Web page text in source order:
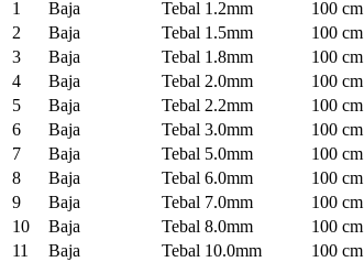
1
Baja Tebal 1.2mm 100 cm
2
Baja Tebal 1.5mm 100 cm
3
Baja Tebal 1.8mm 100 cm
4
Baja Tebal 2.0mm 100 cm
5
Baja Tebal 2.2mm 100 cm
6
Baja Tebal 3.0mm 100 cm
7
Baja Tebal 5.0mm 100 cm
8
Baja Tebal 6.0mm 100 cm
9
Baja Tebal 7.0mm 100 cm
10
Baja Tebal 8.0mm 100 cm
11
Baja Tebal 10.0mm 100 cm